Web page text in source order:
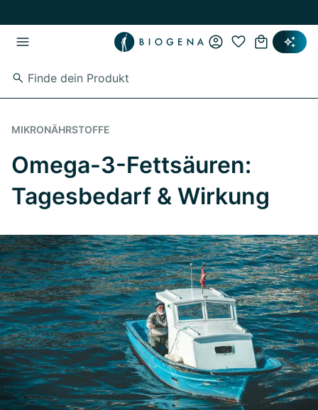
MIKRONÄHRSTOFFE
Omega-3-Fettsäuren:
Tagesbedarf & Wirkung